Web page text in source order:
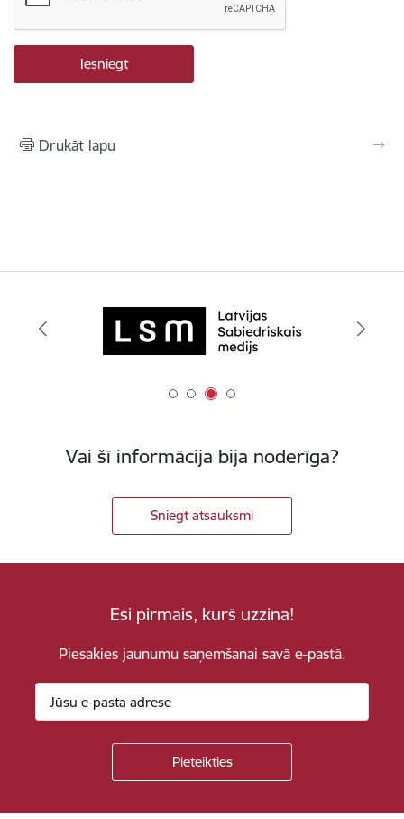
Drukāt lapu
Vai šī informācija bija noderīga?
Sniegt atsauksmi
Esi pirmais, kurš uzzina!
Piesakies jaunumu saņemšanai savā e-pastā.